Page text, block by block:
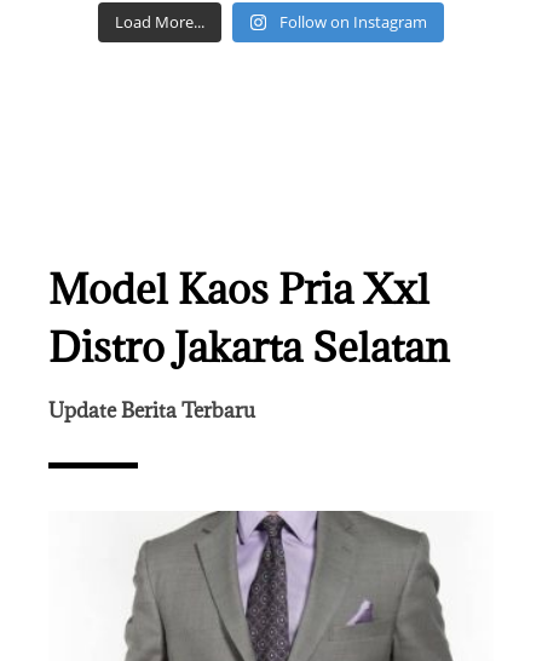
Load More... Follow on Instagram
Model Kaos Pria Xxl
Distro Jakarta Selatan
Update Berita Terbaru